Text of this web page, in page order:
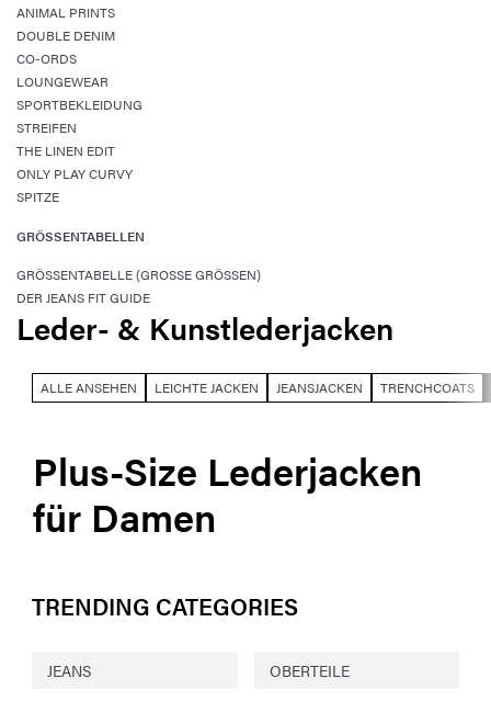
ANIMAL PRINTS
DOUBLE DENIM
CO-ORDS
LOUNGEWEAR
SPORTBEKLEIDUNG
STREIFEN
THE LINEN EDIT
ONLY PLAY CURVY
SPITZE
GRÖSSENTABELLEN
GRÖSSENTABELLE (GROSSE GRÖSSEN)
DER JEANS FIT GUIDE
Leder- & Kunstlederjacken
ALLE ANSEHEN LEICHTE JACKEN JEANSJACKEN TRENCHCOATS
Plus-Size Lederjacken
für Damen
TRENDING CATEGORIES
JEANS OBERTEILE